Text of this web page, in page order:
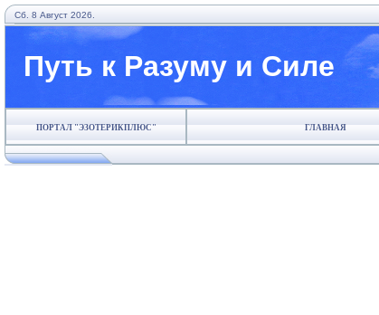
Сб. 8 Август 2026.
Путь к Разуму и Силе
ПОРТАЛ "ЭЗОТЕРИКПЛЮС" ГЛАВНАЯ